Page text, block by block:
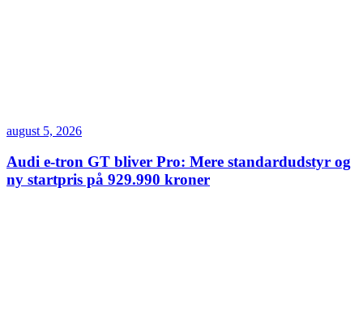
august 5, 2026
Audi e-tron GT bliver Pro: Mere standardudstyr og
ny startpris på 929.990 kroner